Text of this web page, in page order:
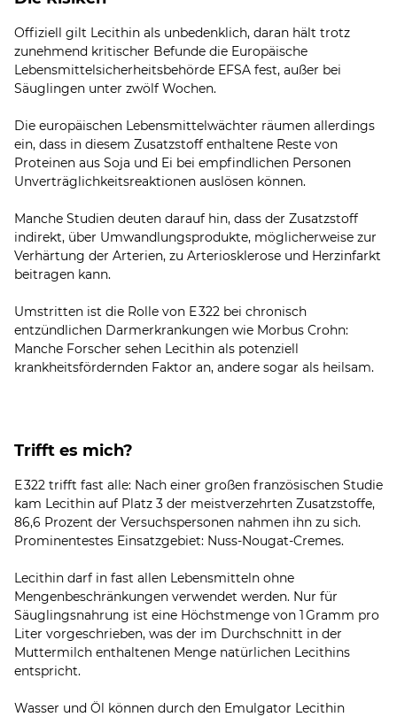
Offiziell gilt Lecithin als unbedenklich, daran hält trotz
zunehmend kritischer Befunde die Europäische
Lebensmittelsicherheitsbehörde EFSA fest, außer bei
Säuglingen unter zwölf Wochen.
Die europäischen Lebensmittelwächter räumen allerdings
ein, dass in diesem Zusatzstoff enthaltene Reste von
Proteinen aus Soja und Ei bei empfindlichen Personen
Unverträglichkeitsreaktionen auslösen können.
Manche Studien deuten darauf hin, dass der Zusatzstoff
indirekt, über Umwandlungsprodukte, möglicherweise zur
Verhärtung der Arterien, zu Arteriosklerose und Herzinfarkt
beitragen kann.
Umstritten ist die Rolle von E 322 bei chronisch
entzündlichen Darmerkrankungen wie Morbus Crohn:
Manche Forscher sehen Lecithin als potenziell
Trifft es mich?
E 322 trifft fast alle: Nach einer großen französischen Studie
kam Lecithin auf Platz 3 der meistverzehrten Zusatzstoffe,
86,6 Prozent der Versuchspersonen nahmen ihn zu sich.
Prominentestes Einsatzgebiet: Nuss-Nougat-Cremes.
Lecithin darf in fast allen Lebensmitteln ohne
Mengenbeschränkungen verwendet werden. Nur für
Säuglingsnahrung ist eine Höchstmenge von 1 Gramm pro
Liter vorgeschrieben, was der im Durchschnitt in der
Muttermilch enthaltenen Menge natürlichen Lecithins
entspricht.
Wasser und Öl können durch den Emulgator Lecithin